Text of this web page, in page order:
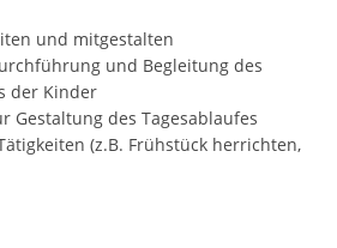
und mitgestalten
und Begleitung des
der Kinder
Gestaltung des Tagesablaufes
(z.B. Frühstück herrichten,